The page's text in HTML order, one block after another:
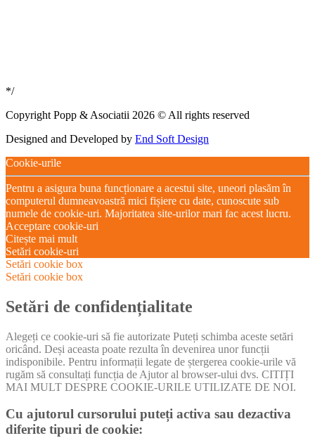
*/
Copyright Popp & Asociatii 2026 © All rights reserved
Designed and Developed by End Soft Design
Cookie-urile
Pentru a asigura buna funcționare a acestui site, uneori plasăm în
computerul dumneavoastră mici fișiere cu date, cunoscute sub
numele de cookie-uri. Majoritatea site-urilor mari fac acest lucru.
Acceptare cookie-uri
Citește mai mult
Setări cookie-uri
Setări cookie box
Setări cookie box
Setări de confidențialitate
Alegeți ce cookie-uri să fie autorizate Puteți schimba aceste setări
oricând. Deși aceasta poate rezulta în devenirea unor funcții
indisponibile. Pentru informații legate de ștergerea cookie-urile vă
rugăm să consultați funcția de Ajutor al browser-ului dvs. CITIȚI
MAI MULT DESPRE COOKIE-URILE UTILIZATE DE NOI.
Cu ajutorul cursorului puteți activa sau dezactiva
diferite tipuri de cookie: